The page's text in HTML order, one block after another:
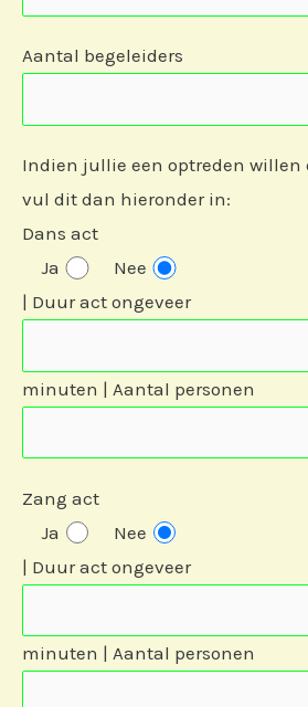
Aantal begeleiders
Indien jullie een optreden willen
vul dit dan hieronder in:
Dans act
Ja
Nee
| Duur act ongeveer
minuten | Aantal personen
Zang act
Ja
Nee
| Duur act ongeveer
minuten | Aantal personen